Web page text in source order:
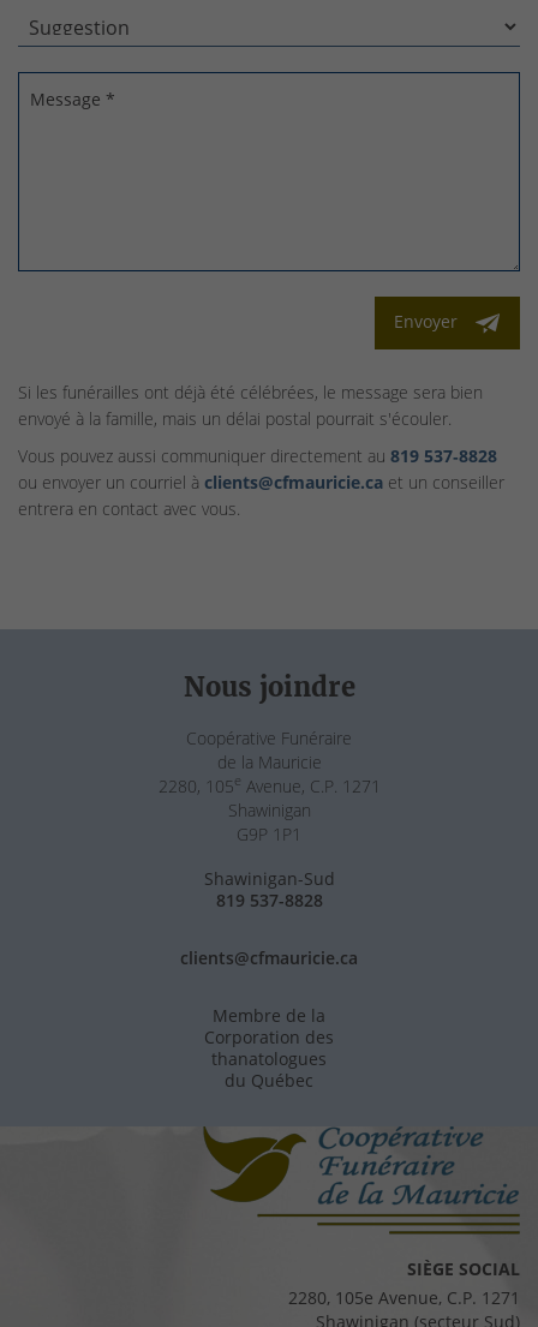
Message *
Envoyer
Si les funérailles ont déjà été célébrées, le message sera bien
envoyé à la famille, mais un délai postal pourrait s'écouler.
Vous pouvez aussi communiquer directement au 819 537‑8828
ou envoyer un courriel à clients@cfmauricie.ca et un conseiller
entrera en contact avec vous.
Nous joindre
Coopérative Funéraire
de la Mauricie
2280, 105e Avenue, C.P. 1271
Shawinigan
G9P 1P1
Shawinigan-Sud
819 537-8828
clients@cfmauricie.ca
Membre de la
Corporation des
thanatologues
du Québec
SIÈGE SOCIAL
2280, 105e Avenue, C.P. 1271
Shawinigan (secteur Sud)